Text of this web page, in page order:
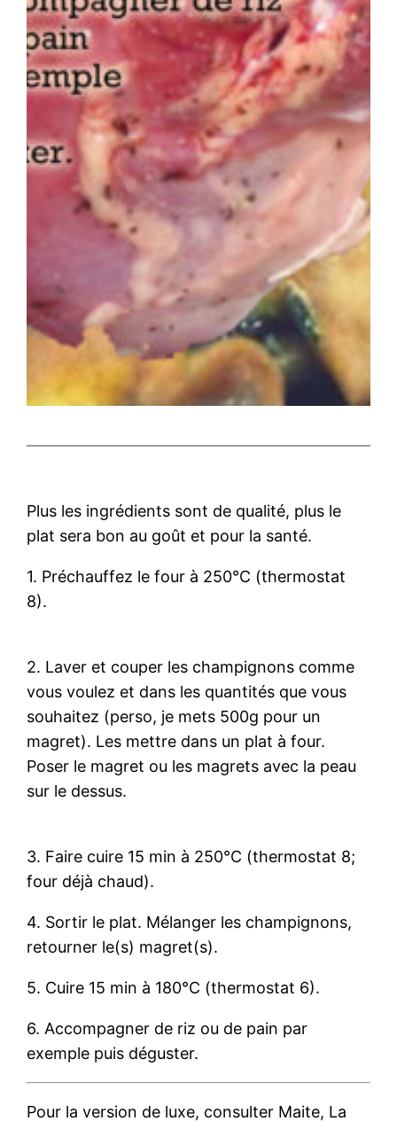
Plus les ingrédients sont de qualité, plus le
plat sera bon au goût et pour la santé.
1. Préchauffez le four à 250°C (thermostat
8).
2. Laver et couper les champignons comme
vous voulez et dans les quantités que vous
souhaitez (perso, je mets 500g pour un
magret). Les mettre dans un plat à four.
Poser le magret ou les magrets avec la peau
sur le dessus.
3. Faire cuire 15 min à 250°C (thermostat 8;
four déjà chaud).
4. Sortir le plat. Mélanger les champignons,
retourner le(s) magret(s).
5. Cuire 15 min à 180°C (thermostat 6).
6. Accompagner de riz ou de pain par
exemple puis déguster.
Pour la version de luxe, consulter Maite, La